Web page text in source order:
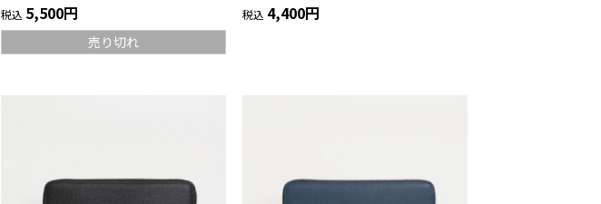
税込 5,500円
売り切れ
税込 4,400円